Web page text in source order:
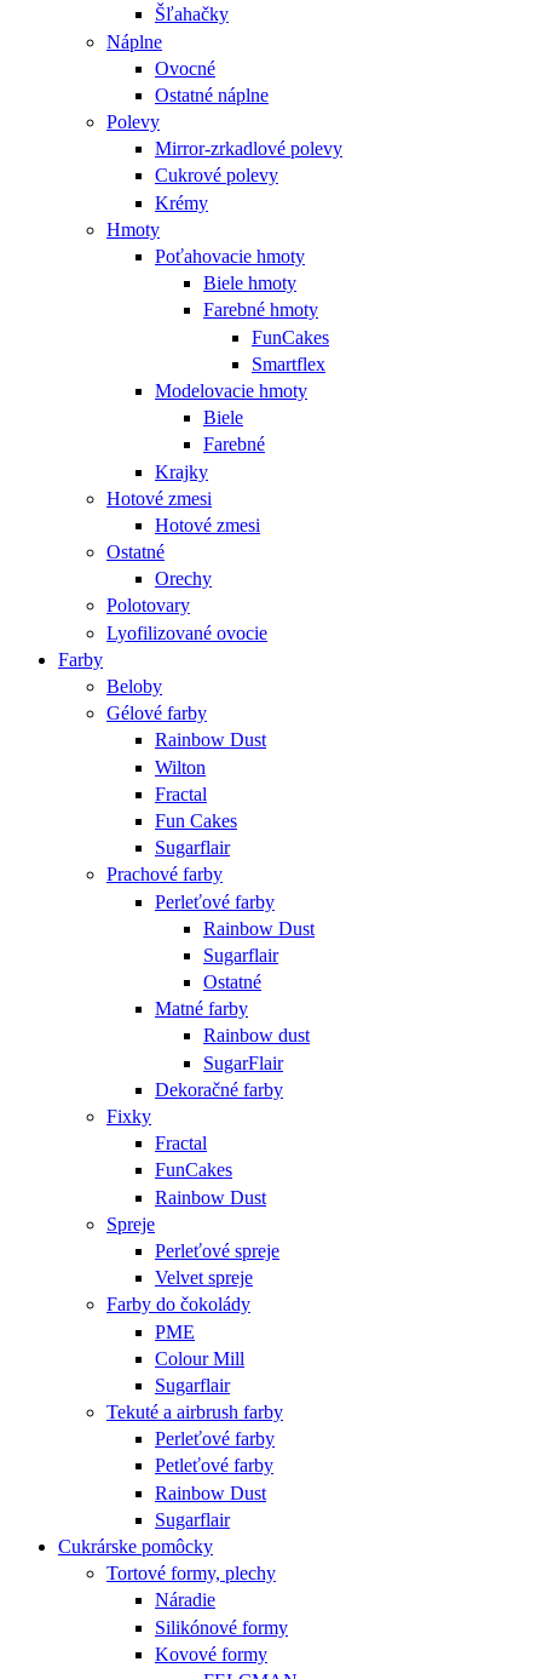
Šľahačky
Náplne
Ovocné
Ostatné náplne
Polevy
Mirror-zrkadlové polevy
Cukrové polevy
Krémy
Hmoty
Poťahovacie hmoty
Biele hmoty
Farebné hmoty
FunCakes
Smartflex
Modelovacie hmoty
Biele
Farebné
Krajky
Hotové zmesi
Hotové zmesi
Ostatné
Orechy
Polotovary
Lyofilizované ovocie
Farby
Beloby
Gélové farby
Rainbow Dust
Wilton
Fractal
Fun Cakes
Sugarflair
Prachové farby
Perleťové farby
Rainbow Dust
Sugarflair
Ostatné
Matné farby
Rainbow dust
SugarFlair
Dekoračné farby
Fixky
Fractal
FunCakes
Rainbow Dust
Spreje
Perleťové spreje
Velvet spreje
Farby do čokolády
PME
Colour Mill
Sugarflair
Tekuté a airbrush farby
Perleťové farby
Petleťové farby
Rainbow Dust
Sugarflair
Cukrárske pomôcky
Tortové formy, plechy
Náradie
Silikónové formy
Kovové formy